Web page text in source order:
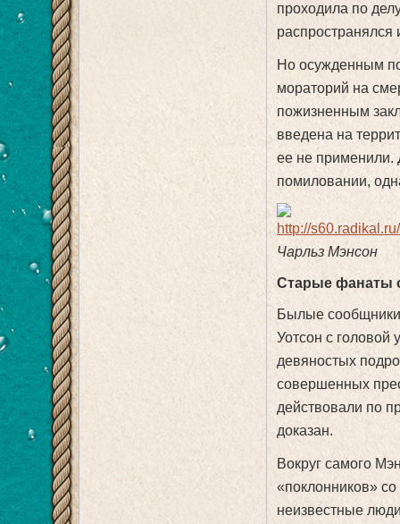
проходила по
распространялся
Но осужденным
мораторий на
пожизненным
введена на
ее не применили.
помиловании,
Чарльз Мэнсон
Старые фанаты
Былые сообщники
Уотсон с головой
девяностых
совершенных
действовали по
доказан.
Вокруг самого
«поклонников»
неизвестные